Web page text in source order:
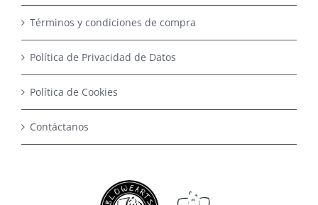
Términos y condiciones de compra
Política de Privacidad de Datos
Política de Cookies
Contáctanos